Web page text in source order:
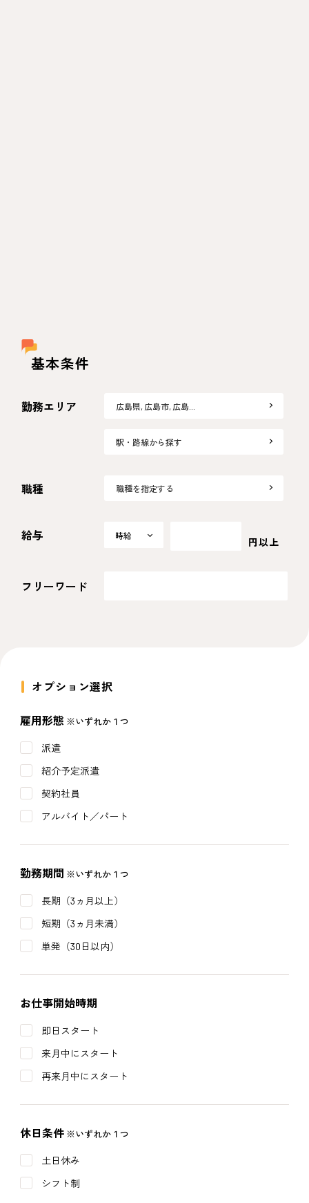
基本条件
勤務エリア 広島県, 広島市, 広島…
駅・路線から探す
職種 職種を指定する
給与 時給
時給
円以上
フリーワード
オプション選択
雇用形態 ※いずれか１つ
派遣
紹介予定派遣
契約社員
アルバイト／パート
勤務期間 ※いずれか１つ
長期（3ヵ月以上）
短期（3ヵ月未満）
単発（30日以内）
お仕事開始時期
即日スタート
来月中にスタート
再来月中にスタート
休日条件 ※いずれか１つ
土日休み
シフト制